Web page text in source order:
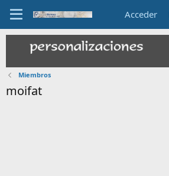
Acceder
Miembros
moifat